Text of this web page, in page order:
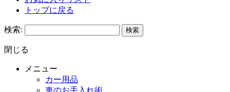
トップに戻る
検索:
閉じる
メニュー
カー用品
車のお手入れ術